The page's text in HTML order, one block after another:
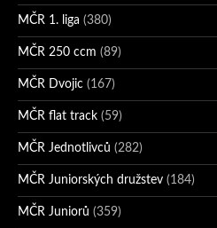
MČR 1. liga (380)
MČR 250 ccm (89)
MČR Dvojic (167)
MČR flat track (59)
MČR Jednotlivců (282)
MČR Juniorských družstev (184)
MČR Juniorů (359)